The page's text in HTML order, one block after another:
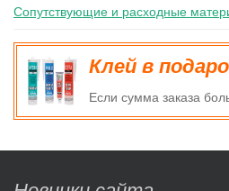
Сопутствующие и расходные
Клей в
Если сумма заказа